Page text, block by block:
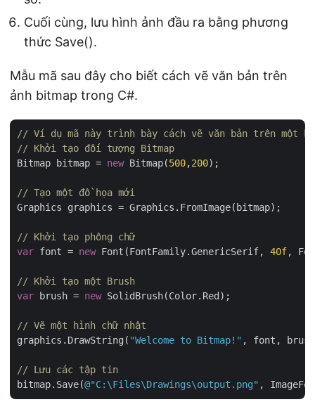
Cuối cùng, lưu hình ảnh đầu ra bằng phương
thức Save().
Mẫu mã sau đây cho biết cách vẽ văn bản trên
ảnh bitmap trong C#.
// Ví dụ mã này trình bày cách vẽ văn bản trên một
// Khởi tạo đối tượng Bitmap
Bitmap bitmap = new Bitmap(500,200);
// Tạo một đồ họa mới
Graphics graphics = Graphics.FromImage(bitmap);
// Khởi tạo phông chữ
var font = new Font(FontFamily.GenericSerif, 40f,
// Khởi tạo một Brush
var brush = new SolidBrush(Color.Red);
// Vẽ một hình chữ nhật
graphics.DrawString( "Welcome to Bitmap!" , font,
// Lưu các tập tin
bitmap.Save(@"C:\Files\Drawings\output.png"